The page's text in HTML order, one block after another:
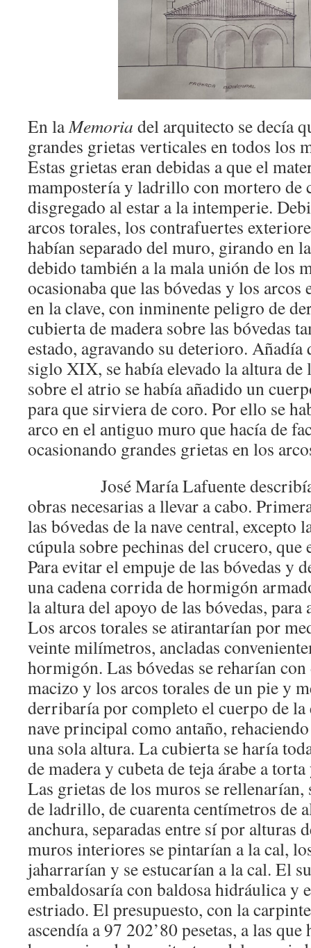
En laMemoria del arquitecto se decía
grandes grietas verticales en todos los
Estas grietas eran debidas a que el
mampostería y ladrillo con mortero de
disgregado al estar a la intemperie.
arcos torales, los contrafuertes
habían separado del muro, girando en
debido también a la mala unión de los
ocasionaba que las bóvedas y los
en la clave, con inminente peligro de
cubierta de madera sobre las bóvedas
estado, agravando su deterioro. Añadía
siglo XIX, se había elevado la altura de
sobre el atrio se había añadido un
para que sirviera de coro. Por ello se
arco en el antiguo muro que hacía de
ocasionando grandes grietas en los
José María Lafuente describía
obras necesarias a llevar a cabo.
las bóvedas de la nave central, excepto
cúpula sobre pechinas del crucero, que
Para evitar el empuje de las bóvedas y
una cadena corrida de hormigón
la altura del apoyo de las bóvedas,
Los arcos torales se atirantarían por
veinte milímetros, ancladas
hormigón. Las bóvedas se reharían
macizo y los arcos torales de un pie y
derribaría por completo el cuerpo de la
nave principal como antaño,
una sola altura. La cubierta se haría
de madera y cubeta de teja árabe a
Las grietas de los muros se rellenarían,
de ladrillo, de cuarenta centímetros de
anchura, separadas entre sí por alturas
muros interiores se pintarían a la cal,
jaharrarían y se estucarían a la cal. El
embaldosaría con baldosa hidráulica y
estriado. El presupuesto, con la
ascendía a 97 202’80 pesetas, a las